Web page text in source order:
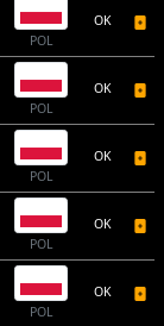
POL
OK
POL
OK
POL
OK
POL
OK
POL
OK